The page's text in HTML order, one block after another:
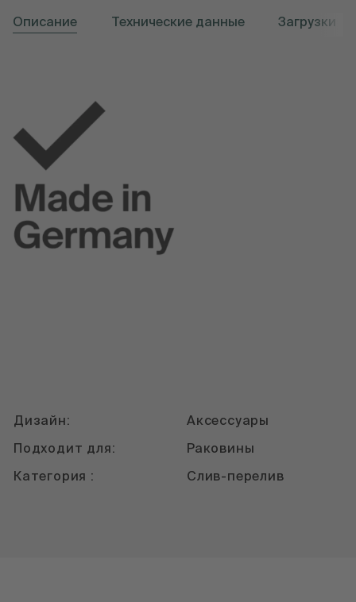
Описание Технические данные Загрузки
Дизайн: Аксессуары
Подходит для: Раковины
Категория : Слив-перелив